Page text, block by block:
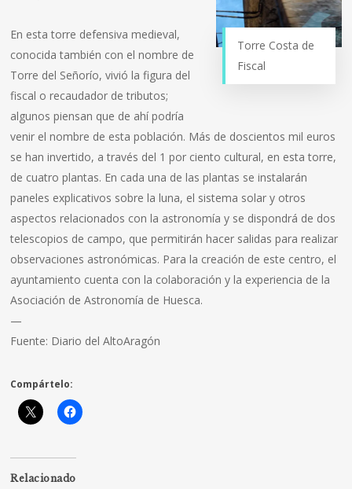
Torre Costa de
Fiscal
En esta torre defensiva medieval,
conocida también con el nombre de
Torre del Señorío, vivió la figura del
fiscal o recaudador de tributos;
algunos piensan que de ahí podría
venir el nombre de esta población. Más de doscientos mil euros
se han invertido, a través del 1 por ciento cultural, en esta torre,
de cuatro plantas. En cada una de las plantas se instalarán
paneles explicativos sobre la luna, el sistema solar y otros
aspectos relacionados con la astronomía y se dispondrá de dos
telescopios de campo, que permitirán hacer salidas para realizar
observaciones astronómicas. Para la creación de este centro, el
ayuntamiento cuenta con la colaboración y la experiencia de la
Asociación de Astronomía de Huesca.
—
Fuente: Diario del AltoAragón
Compártelo:
Relacionado